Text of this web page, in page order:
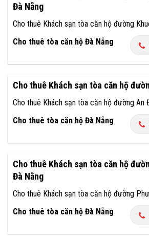
Đà Nẵng
Cho thuê Khách sạn tòa căn hộ đường
Cho thuê tòa căn hộ Đà Nẵng
Cho thuê Khách sạn tòa căn hộ
Cho thuê Khách sạn tòa căn hộ đường An
Cho thuê tòa căn hộ Đà Nẵng
Cho thuê Khách sạn tòa căn hộ
Đà Nẵng
Cho thuê Khách sạn tòa căn hộ đường
Cho thuê tòa căn hộ Đà Nẵng